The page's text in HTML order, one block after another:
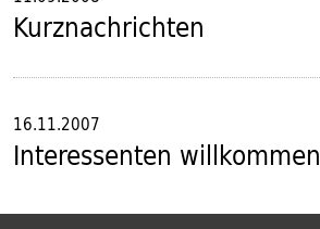
Kurznachrichten
16.11.2007
Interessenten willkommen